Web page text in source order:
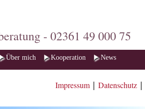
- 02361 49 000 75
Über mich Kooperation News
Impressum | Datenschutz |